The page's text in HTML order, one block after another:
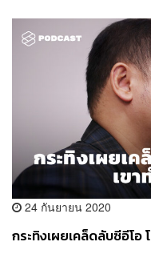
24 กันยายน 2020
กระทิงเผยเคล็ดลับซีอีโอ